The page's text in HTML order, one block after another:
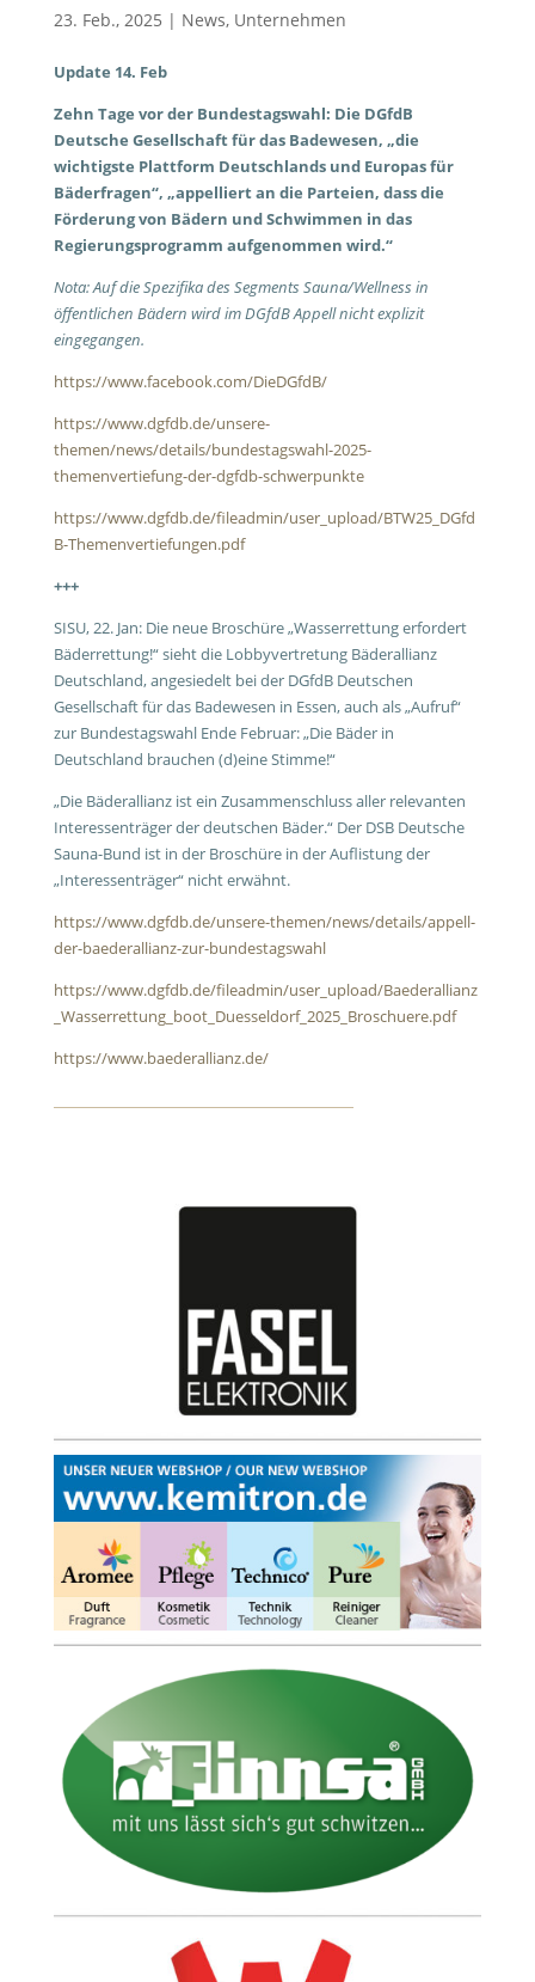
23. Feb., 2025 | News, Unternehmen
Update 14. Feb
Zehn Tage vor der Bundestagswahl: Die DGfdB
Deutsche Gesellschaft für das Badewesen, „die
wichtigste Plattform Deutschlands und Europas für
Bäderfragen“, „appelliertan die Parteien, dass die
Förderung von Bädern und Schwimmen in das
Regierungsprogramm aufgenommen wird.“
Nota: Auf die Spezifika des Segments Sauna/Wellness in
öffentlichen Bädern wird im DGfdB Appell nicht explizit
eingegangen.
https://www.facebook.com/DieDGfdB/
https://www.dgfdb.de/unsere-
themen/news/details/bundestagswahl-2025-
themenvertiefung-der-dgfdb-schwerpunkte
https://www.dgfdb.de/fileadmin/user_upload/BTW25_DGfd
B-Themenvertiefungen.pdf
+++
SISU, 22. Jan: Die neue Broschüre „Wasserrettung erfordert
Bäderrettung!“ sieht die Lobbyvertretung Bäderallianz
Deutschland, angesiedelt bei der DGfdB Deutschen
Gesellschaft für das Badewesen in Essen, auch als „Aufruf“
zur Bundestagswahl Ende Februar: „Die Bäder in
Deutschland brauchen (d)eine Stimme!“
„Die Bäderallianz ist ein Zusammenschluss aller relevanten
Interessenträger der deutschen Bäder.“ Der DSB Deutsche
Sauna-Bund ist in der Broschüre in der Auflistung der
„Interessenträger“ nicht erwähnt.
https://www.dgfdb.de/unsere-themen/news/details/appell-
der-baederallianz-zur-bundestagswahl
https://www.dgfdb.de/fileadmin/user_upload/Baederallianz
_Wasserrettung_boot_Duesseldorf_2025_Broschuere.pdf
https://www.baederallianz.de/